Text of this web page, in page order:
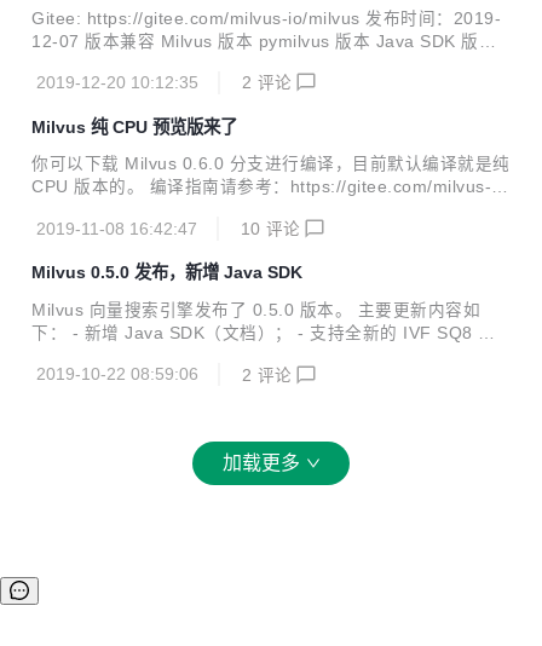
能。您可以设置定时落盘或者手动落盘，从而避免数据丢失。
如果一个段中的向量数据被删除，被删除的向量数据占据的空
间并不会自动释放。您可以对集合中的段进行压缩操作以释放
多余空间。#861#1426 运行时更改 Milvus 服务端参数...
Gitee: https://gitee.com/milvus-io/milvus 发布时间：2019-
12-07 版本兼容 Milvus 版本 pymilvus 版本 Java SDK 版本
在之前的版本，我们只提供了 GPU 版本的 Milvus。为了降低
持 GPU 两个版本的 Docker 镜像。CPU 版适合百万级数据的
查询，而 GPU 版在超大数据集搜索情况下性能优势更明显。
您也可以源码编译，但考虑到编译环境复...
2019-12-20 10:12:35 2 评论
Milvus 纯 CPU 预览版来了
你可以下载 Milvus 0.6.0 分支进行编译，目前默认编译就是纯
CPU 版本的。 编译指南请参考：https://gitee.com/milvus-i
译的时候可以加上 -m 选项以启用 Intel MKL 。 目前纯 CPU
型。 SDK： Java SDK：milvus-io/milvus-sdk-java 的maste
r分支 Python SDK：milvus-io/pymilvus 的master分支
2019-11-08 16:42:47 10 评论
Milvus 0.5.0 发布，新增 Java SDK
Milvus 向量搜索引擎发布了 0.5.0 版本。 主要更新内容如
下： - 新增 Java SDK（文档）； - 支持全新的 IVF SQ8 混
查询时的加载时间； - 为开源而进行的大量重构； 更多内容可
2019-10-22 08:59:06 2 评论
加载更多